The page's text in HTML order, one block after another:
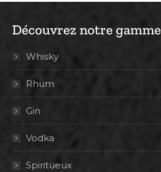
Découvrez notre gamme
Whisky
Rhum
Gin
Vodka
Spiritueux